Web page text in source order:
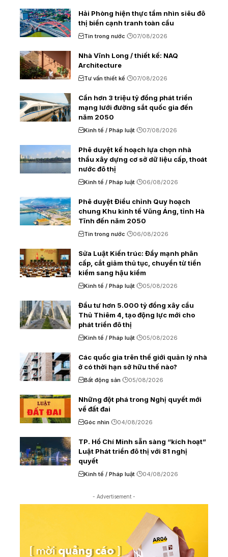
Hải Phòng hiện thực tầm nhìn siêu đô
thị biển cạnh tranh toàn cầu
Tin trong nước 07/08/2026
Nhà Vĩnh Long / thiết kế: NAQ
Architecture
Tư vấn thiết kế 07/08/2026
Cần hơn 3 triệu tỷ đồng phát triển
mạng lưới đường sắt quốc gia đến
năm 2050
Kinh tế / Pháp luật 07/08/2026
Phê duyệt kế hoạch lựa chọn nhà
thầu xây dựng cơ sở dữ liệu cấp, thoát
nước đô thị
Kinh tế / Pháp luật 06/08/2026
Phê duyệt Điều chỉnh Quy hoạch
chung Khu kinh tế Vũng Áng, tỉnh Hà
Tĩnh đến năm 2050
Tin trong nước 06/08/2026
Sửa Luật Kiến trúc: Đẩy mạnh phân
cấp, cắt giảm thủ tục, chuyển từ tiền
kiểm sang hậu kiểm
Kinh tế / Pháp luật 05/08/2026
Đầu tư hơn 5.000 tỷ đồng xây cầu
Thủ Thiêm 4, tạo động lực mới cho
phát triển đô thị
Kinh tế / Pháp luật 05/08/2026
Các quốc gia trên thế giới quản lý nhà
ở có thời hạn sở hữu thế nào?
Bất động sản 05/08/2026
Những đột phá trong Nghị quyết mới
về đất đai
Góc nhìn 04/08/2026
TP. Hồ Chí Minh sẵn sàng “kích hoạt”
Luật Phát triển đô thị với 81 nghị
quyết
Kinh tế / Pháp luật 04/08/2026
- Advertisement -